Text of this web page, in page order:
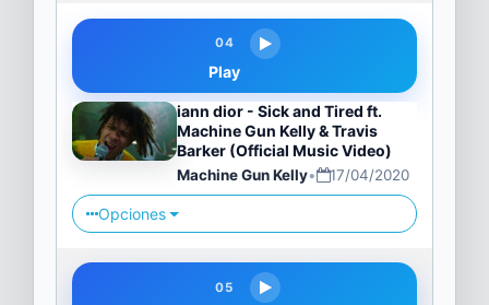
04
Play
iann dior - Sick and Tired ft.
Machine Gun Kelly & Travis
Barker (Official Music Video)
Machine Gun Kelly• 17/04/2020
Opciones
05